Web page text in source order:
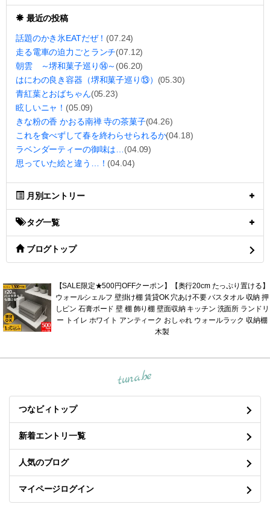
最近の投稿
話題のかき氷EATだぜ！ (07.24)
走る電車の迫力ごとランチ(07.12)
朝雲 ～堺和菓子巡り⑭～ (06.20)
はにわの良き容器（堺和菓子巡り⑬） (05.30)
青紅葉とおばちゃん(05.23)
眩しいニャ！ (05.09)
きな粉の香 かおる南禅 寺の茶菓子(04.26)
これを食べずして春を終わらせられるか(04.18)
ラベンダーティーの御味は… (04.09)
思っていた絵と違う…！ (04.04)
月別エントリー
タグ一覧
ブログトップ
【SALE限定★500円OFFクーポン】【奥行20cm たっぷり置ける】
ウォールシェルフ 壁掛け棚 賃貸OK 穴あけ不要 バスタオル 収納 押
しピン 石膏ボード 壁 棚 飾り棚 壁面収納 キッチン 洗面所 ランドリ
ー トイレ ホワイト アンティーク おしゃれ ウォールラック 収納棚
木製
tuna.be
つなビィトップ
新着エントリ一覧
人気のブログ
マイページログイン